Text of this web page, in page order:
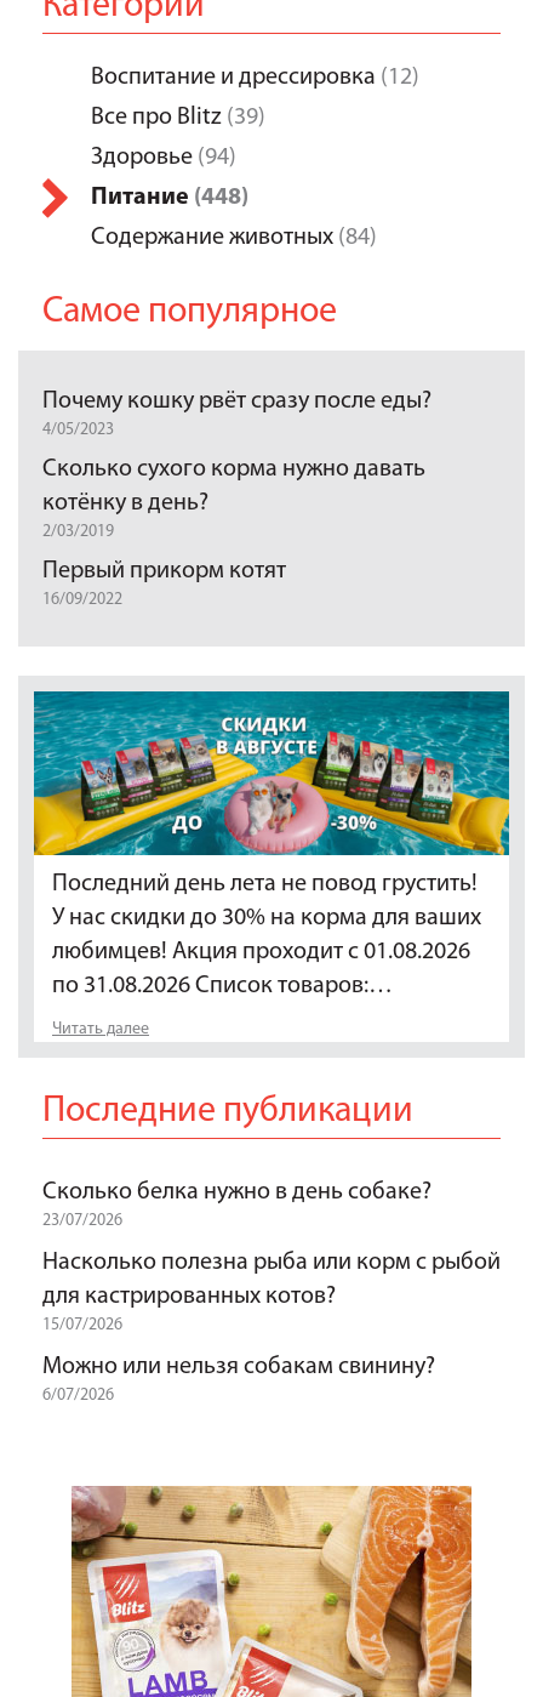
Воспитание и дрессировка (12)
Все про Blitz (39)
Здоровье (94)
Питание (448)
Содержание животных (84)
Самое популярное
Почему кошку рвёт сразу после еды?
4/05/2023
Сколько сухого корма нужно давать
котёнку в день?
2/03/2019
Первый прикорм котят
16/09/2022
Последний день лета не повод грустить!
У нас скидки до 30% на корма для ваших
любимцев! Акция проходит с 01.08.2026
по 31.08.2026 Список товаров:…
Читать далее
Последние публикации
Сколько белка нужно в день собаке?
23/07/2026
Насколько полезна рыба или корм с рыбой
для кастрированных котов?
15/07/2026
Можно или нельзя собакам свинину?
6/07/2026